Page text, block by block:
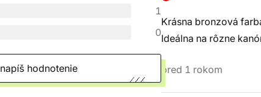
1
0
napíš hodnotenie
Krásna bronzová
Ideálna na rôzne
pred 1 rokom